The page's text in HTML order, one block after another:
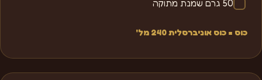
50 גרם שמנת מתוקה
כוס = כוס אוניברסלית 240 מל'